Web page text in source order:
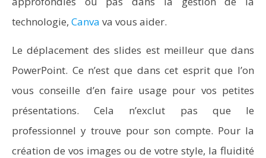
technologie, Canva va vous aider.
Le déplacement des slides est meilleur que dans
PowerPoint. Ce n’est que dans cet esprit que l’on
vous conseille d’en faire usage pour vos petites
présentations. Cela n’exclut pas que le
professionnel y trouve pour son compte. Pour la
création de vos images ou de votre style, la fluidité